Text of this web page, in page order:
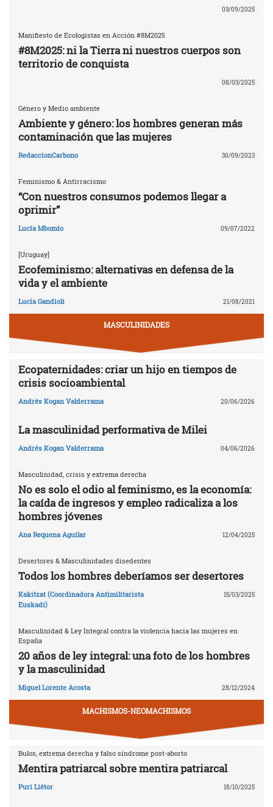
03/09/2025
Manifiesto de Ecologistas en Acción #8M2025
#8M2025: ni la Tierra ni nuestros cuerpos son
territorio de conquista
08/03/2025
Género y Medio ambiente
Ambiente y género: los hombres generan más
contaminación que las mujeres
RedaccionCarbono 30/09/2023
Feminismo & Antirracismo
“Con nuestros consumos podemos llegar a
oprimir”
Lucía Mbomío 09/07/2022
[Uruguay]
Ecofeminismo: alternativas en defensa de la
vida y el ambiente
Lucía Gandioli 21/08/2021
MASCULINIDADES
Ecopaternidades: criar un hijo en tiempos de
crisis socioambiental
Andrés Kogan Valderrama 20/06/2026
La masculinidad performativa de Milei
Andrés Kogan Valderrama 04/06/2026
Masculinidad, crisis y extrema derecha
No es solo el odio al feminismo, es la economía:
la caída de ingresos y empleo radicaliza a los
hombres jóvenes
Ana Requena Aguilar 12/04/2025
Desertores & Masculinidades disedentes
Todos los hombres deberíamos ser desertores
Kakitzat (Coordinadora Antimilitarista
Euskadi)
15/03/2025
Masculinidad & Ley Integral contra la violencia hacia las mujeres en
España
20 años de ley integral: una foto de los hombres
y la masculinidad
Miguel Lorente Acosta 28/12/2024
MACHISMOS-NEOMACHISMOS
Bulos, extrema derecha y falso síndrome post-aborto
Mentira patriarcal sobre mentira patriarcal
Puri Liétor 18/10/2025